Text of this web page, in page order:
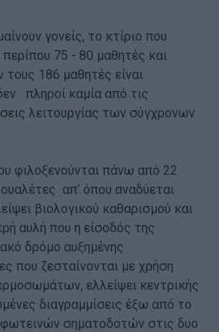
γονείς, το κτίριο που
περίπου 75 - 80 μαθητές και
τους 186 μαθητές είναι
πληροί καμία από τις
λειτουργίας των σύγχρονων
φιλοξενούνται πάνω από 22
απ’ όπου αναδύεται
βιολογικού καθαρισμού και
αυλή που η είσοδός της
δρόμο αυξημένης
που ζεσταίνονται με χρήση
ελλείψει κεντρικής
διαγραμμίσεις έξω από το
φωτεινών σηματοδοτών στις δυο